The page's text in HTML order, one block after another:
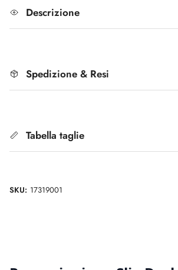
Descrizione
Spedizione & Resi
Tabella taglie
SKU: 17319001